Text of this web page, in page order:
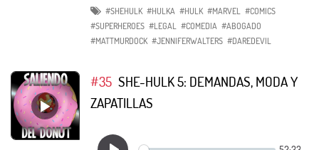
#SHEHULK #HULKA #HULK #MARVEL #COMICS
#SUPERHEROES #LEGAL #COMEDIA #ABOGADO
#MATTMURDOCK #JENNIFERWALTERS #DAREDEVIL
#35 SHE-HULK 5: DEMANDAS, MODA Y
ZAPATILLAS